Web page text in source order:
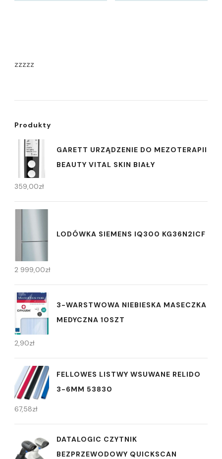
zzzzz
Produkty
GARETT URZĄDZENIE DO MEZOTERAPII
BEAUTY VITAL SKIN BIAŁY
359,00zł
LODÓWKA SIEMENS IQ300 KG36N2ICF
2 999,00zł
3-WARSTWOWA NIEBIESKA MASECZKA
MEDYCZNA 10SZT
2,90zł
FELLOWES LISTWY WSUWANE RELIDO
3-6MM 53830
67,58zł
DATALOGIC CZYTNIK
BEZPRZEWODOWY QUICKSCAN